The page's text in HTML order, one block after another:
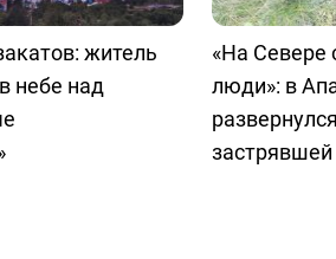
житель
небе над
«На
люди»: в